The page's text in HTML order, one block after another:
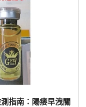
指南：陽痿早洩關